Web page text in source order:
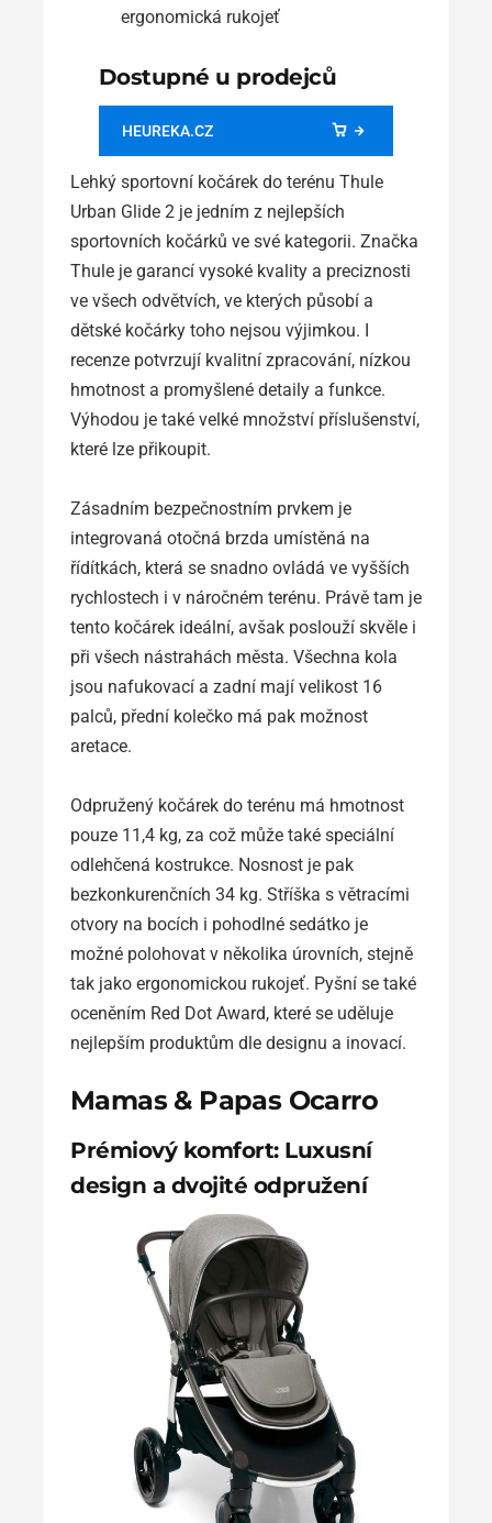
ergonomická rukojeť
Dostupné u prodejců
HEUREKA.CZ
Lehký sportovní kočárek do terénu Thule
Urban Glide 2 je jedním z nejlepších
sportovních kočárků ve své kategorii. Značka
Thule je garancí vysoké kvality a preciznosti
ve všech odvětvích, ve kterých působí a
dětské kočárky toho nejsou výjimkou. I
recenze potvrzují kvalitní zpracování, nízkou
hmotnost a promyšlené detaily a funkce.
Výhodou je také velké množství příslušenství,
které lze přikoupit.
Zásadním bezpečnostním prvkem je
integrovaná otočná brzda umístěná na
řídítkách, která se snadno ovládá ve vyšších
rychlostech i v náročném terénu. Právě tam je
tento kočárek ideální, avšak poslouží skvěle i
při všech nástrahách města. Všechna kola
jsou nafukovací a zadní mají velikost 16
palců, přední kolečko má pak možnost
aretace.
Odpružený kočárek do terénu má hmotnost
pouze 11,4 kg, za což může také speciální
odlehčená kostrukce. Nosnost je pak
bezkonkurenčních 34 kg. Stříška s větracími
otvory na bocích i pohodlné sedátko je
možné polohovat v několika úrovních, stejně
tak jako ergonomickou rukojeť. Pyšní se také
oceněním Red Dot Award, které se uděluje
nejlepším produktům dle designu a inovací.
Mamas & Papas Ocarro
Prémiový komfort: Luxusní
design a dvojité odpružení